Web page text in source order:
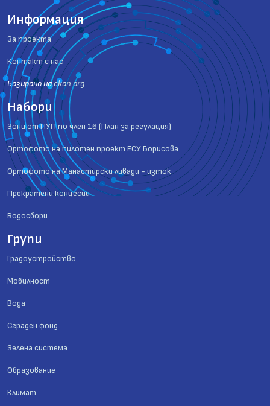
Информация
За проекта
Контакт с нас
Базиранo наckan.org
Набори
Зони от ПУП по член 16 (План за регулация)
Ортофото на пилотен проект ЕСУ Борисова
Ортофото на Манастирски ливади - изток
Прекратени концесии
Водосбори
Групи
Градоустройство
Мобилност
Вода
Сграден фонд
Зелена система
Образование
Климат